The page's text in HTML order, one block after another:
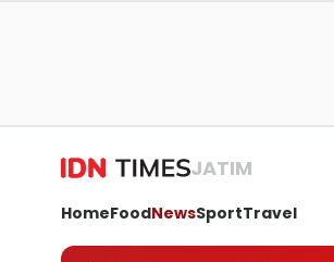
JATIM
HomeFoodNewsSportTravel